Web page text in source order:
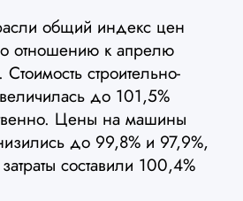
общий индекс цен
отношению к апрелю
строительно-
до 101,5%
Цены на машины
до 99,8% и 97,9%,
составили 100,4%